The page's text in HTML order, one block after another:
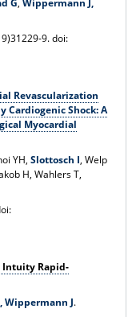
9. doi:
Revascularization
Cardiogenic Shock: A
Myocardial
YH, Slottosch I, Welp
H, Wahlers T,
Intuity Rapid-
Wippermann J.